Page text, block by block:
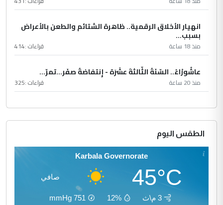
انهيار الأخلاق الرقمية.. ظاهرة الشتائم والطعن بالأعراض
بسبب...
منذ 18 ساعة قراءات :414
عاشُورْاءُ.. السّنَةُ الثّالثةَ عشَرَة - إِنتفاضةُ صفَر…تمرّ...
منذ 20 ساعة قراءات :325
الطقس اليوم
Karbala Governorate
45°C صافي
3 م\ث 12%
751
mmHg